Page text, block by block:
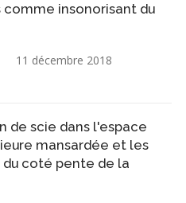
comme insonorisant du
11 décembre 2018
de scie dans l'espace
mansardée et les
du coté pente de la